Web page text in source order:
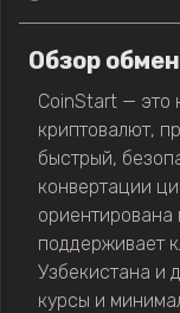
Обзор
CoinStart — это
криптовалют,
быстрый,
конвертации
ориентирована
поддерживает
Узбекистана и
курсы и